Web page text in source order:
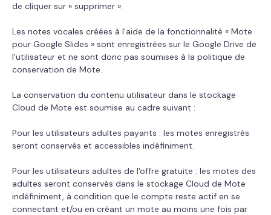
de cliquer sur « supprimer ».
Les notes vocales créées à l'aide de la fonctionnalité « Mote
pour Google Slides » sont enregistrées sur le Google Drive de
l'utilisateur et ne sont donc pas soumises à la politique de
conservation de Mote.
La conservation du contenu utilisateur dans le stockage
Cloud de Mote est soumise au cadre suivant :
Pour les utilisateurs adultes payants : les motes enregistrés
seront conservés et accessibles indéfiniment.
Pour les utilisateurs adultes de l'offre gratuite : les motes des
adultes seront conservés dans le stockage Cloud de Mote
indéfiniment, à condition que le compte reste actif en se
connectant et/ou en créant un mote au moins une fois par